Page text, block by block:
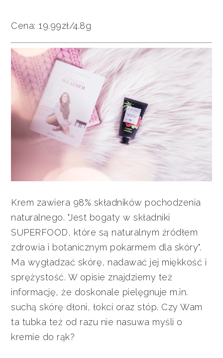
Cena: 19.99zł/4.8g
Krem zawiera 98% składników pochodzenia
naturalnego. "Jest bogaty w składniki
SUPERFOOD, które są naturalnym źródłem
zdrowia i botanicznym pokarmem dla skóry".
Ma wygładzać skórę, nadawać jej miękkość i
sprężystość. W opisie znajdziemy też
informację, że doskonale pielęgnuje m.in.
suchą skórę dłoni, łokci oraz stóp. Czy Wam
ta tubka też od razu nie nasuwa myśli o
kremie do rąk?